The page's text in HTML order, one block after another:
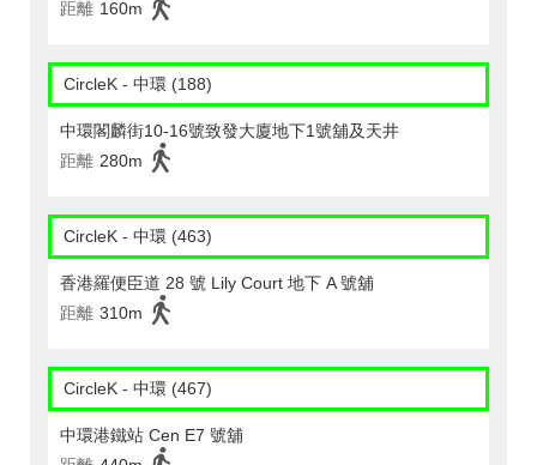
距離 160m
CircleK - 中環 (188)
中環閣麟街10-16號致發大廈地下1號舖及天井
距離 280m
CircleK - 中環 (463)
香港羅便臣道 28 號 Lily Court 地下 A 號舖
距離 310m
CircleK - 中環 (467)
中環港鐵站 Cen E7 號舖